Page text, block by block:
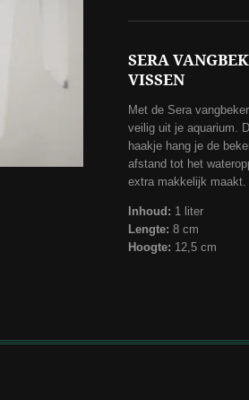
SERA
VISSEN
Met de Sera
veilig uit je aquarium.
haakje hang je de
afstand tot het
extra makkelijk maakt.
Inhoud: 1 liter
Lengte: 8 cm
Hoogte: 12,5 cm